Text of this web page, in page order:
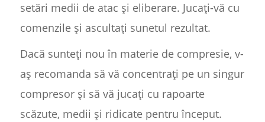
setări medii de atac și eliberare. Jucați-vă cu
comenzile și ascultați sunetul rezultat.
Dacă sunteți nou în materie de compresie, v-
aș recomanda să vă concentrați pe un singur
compresor și să vă jucați cu rapoarte
scăzute, medii și ridicate pentru început.